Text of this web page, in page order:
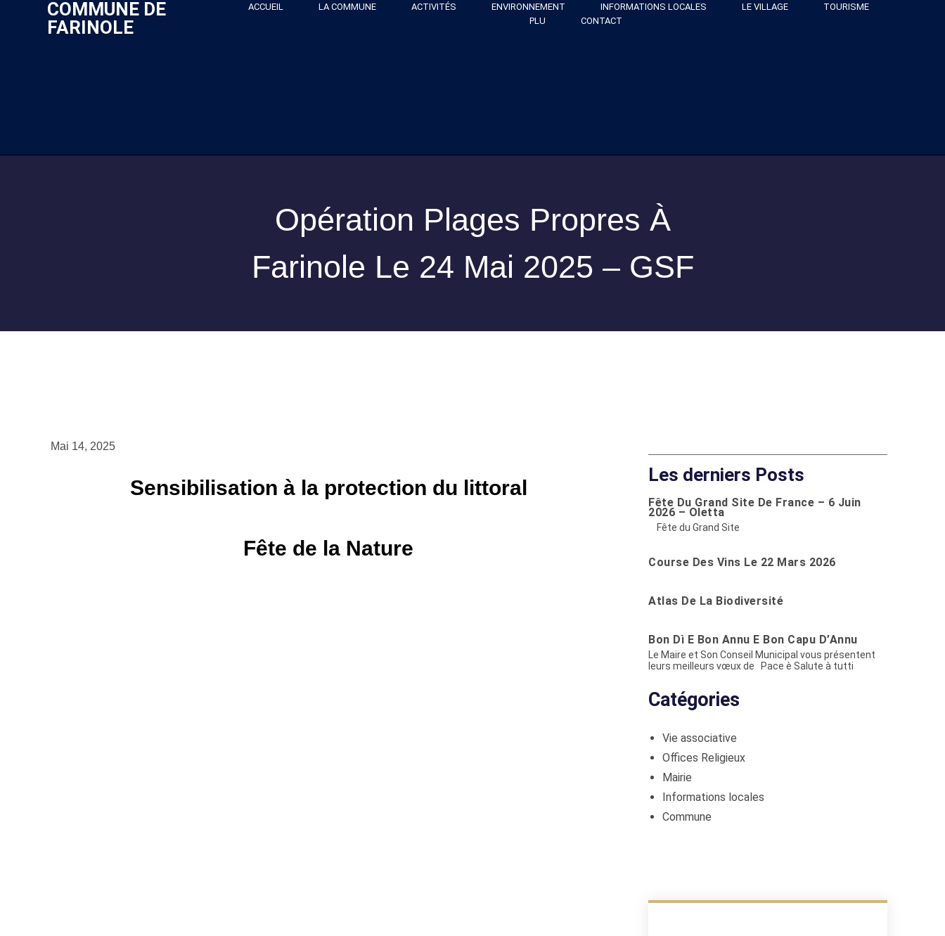
COMMUNE DE
FARINOLE
ACCUEIL LA COMMUNE ACTIVITÉS ENVIRONNEMENT INFORMATIONS LOCALES LE VILLAGE
TOURISME
PLU
CONTACT
Opération Plages Propres À
Farinole Le 24 Mai 2025 – GSF
Mai 14, 2025
Sensibilisation à la protection du littoral
Fête de la Nature
Les derniers Posts
Fête Du Grand Site De France – 6 Juin
2026 – Oletta
Fête du Grand Site
Course Des Vins Le 22 Mars 2026
Atlas De La Biodiversité
Bon Dì È Bon Annu È Bon Capu D’Annu
Le Maire et Son Conseil Municipal vous présentent
leurs meilleurs vœux de Pace è Salute à tutti
Catégories
Vie associative
Offices Religieux
Mairie
Informations locales
Commune